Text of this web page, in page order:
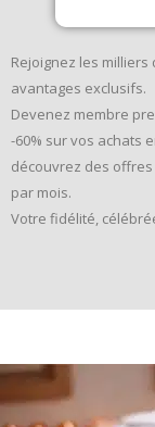
Rejoignez les
avantages exclusifs.
Devenez membre
-60% sur vos achats
découvrez des
par mois.
Votre fidélité,